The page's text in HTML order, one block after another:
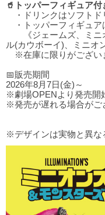
🥤トッパーフィギュア
・ドリンクはソフトド
・トッパーフィギュア
《ジェームズ、ミニ
ル(カウボーイ)、ミニオ
※在庫に限りがござい
📅販売期間
2026年8月7日(金)～
※劇場OPENより発売開
※発売が遅れる場合がご
※デザインは実物と異な